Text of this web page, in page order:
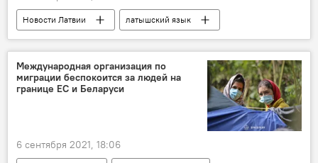
Новости Латвии
латышский язык
Эгилс Левитс
Латвия праздник
Международная организация по
миграции беспокоится за людей на
границе ЕС и Беларуси
6 сентября 2021, 18:06